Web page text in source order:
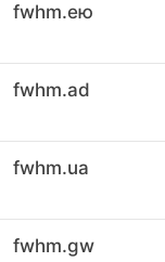
fwhm.ею
fwhm.ad
fwhm.ua
fwhm.gw